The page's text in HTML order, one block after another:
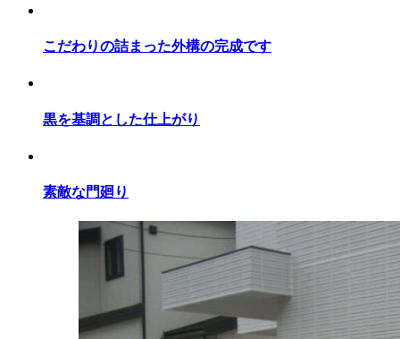
こだわりの詰まった外構の完成です
黒を基調とした仕上がり
素敵な門廻り